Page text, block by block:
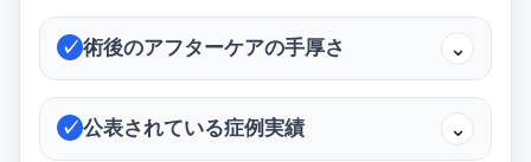
✓ 術後のアフターケアの手厚さ ⌄
✓ 公表されている症例実績 ⌄